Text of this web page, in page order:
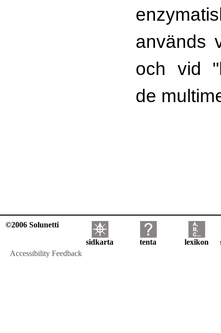
används
och vid
de
©2006 Solunetti
sidkarta tenta lexikon
Accessibility Feedback